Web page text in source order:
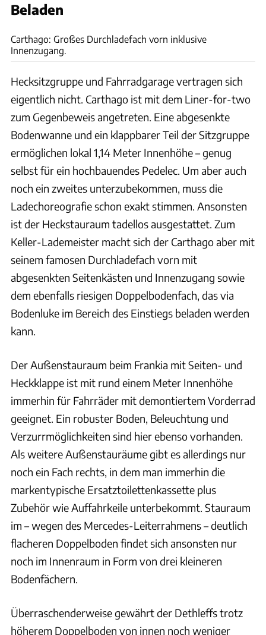
Beladen
Carthago: Großes Durchladefach vorn inklusive
Innenzugang.
Hecksitzgruppe und Fahrradgarage vertragen sich
eigentlich nicht. Carthago ist mit dem Liner-for-two
zum Gegenbeweis angetreten. Eine abgesenkte
Bodenwanne und ein klappbarer Teil der Sitzgruppe
ermöglichen lokal 1,14 Meter Innenhöhe – genug
selbst für ein hochbauendes Pedelec. Um aber auch
noch ein zweites unterzubekommen, muss die
Ladechoreografie schon exakt stimmen. Ansonsten
ist der Heckstauraum tadellos ausgestattet. Zum
Keller-Lademeister macht sich der Carthago aber mit
seinem famosen Durchladefach vorn mit
abgesenkten Seitenkästen und Innenzugang sowie
dem ebenfalls riesigen Doppelbodenfach, das via
Bodenluke im Bereich des Einstiegs beladen werden
kann.
Der Außenstauraum beim Frankia mit Seiten- und
Heckklappe ist mit rund einem Meter Innenhöhe
immerhin für Fahrräder mit demontiertem Vorderrad
geeignet. Ein robuster Boden, Beleuchtung und
Verzurrmöglichkeiten sind hier ebenso vorhanden.
Als weitere Außenstauräume gibt es allerdings nur
noch ein Fach rechts, in dem man immerhin die
markentypische Ersatztoilettenkassette plus
Zubehör wie Auffahrkeile unterbekommt. Stauraum
im – wegen des Mercedes-Leiterrahmens – deutlich
flacheren Doppelboden findet sich ansonsten nur
noch im Innenraum in Form von drei kleineren
Bodenfächern.
Überraschenderweise gewährt der Dethleffs trotz
höherem Doppelboden von innen noch weniger